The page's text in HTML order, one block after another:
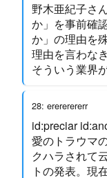
野木亜紀子さ
か」を事前確
か」の理由を
理由を言わな
そういう業界
28: erererererr
id:preciar
愛のトラウマ
クハラされて
トの発表。現